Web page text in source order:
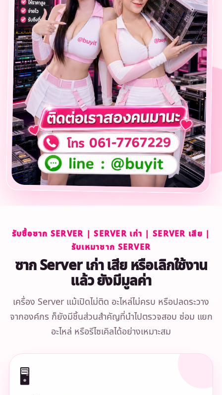
รับซื้อซาก SERVER | SERVER เก่า | SERVER เสีย |
รับเหมาซาก SERVER
ซาก Server เก่า เสีย หรือเลิกใช้งาน
แล้ว ยังมีมูลค่า
เครื่อง Server แม้เปิดไม่ติด อะไหล่ไม่ครบ หรือปลดระวาง
จากองค์กร ก็ยังมีชิ้นส่วนสำคัญที่นำไปตรวจสอบ ซ่อม แยก
อะไหล่ หรือรีไซเคิลได้อย่างเหมาะสม
🖥️